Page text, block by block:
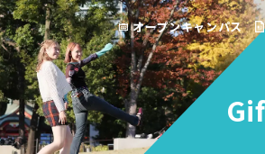
オープンキャンパス